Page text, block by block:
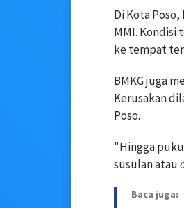
Di Kota
MMI. Kondisi
ke tempat
BMKG juga
Kerusakan
Poso.
"Hingga
susulan atau
Baca juga: